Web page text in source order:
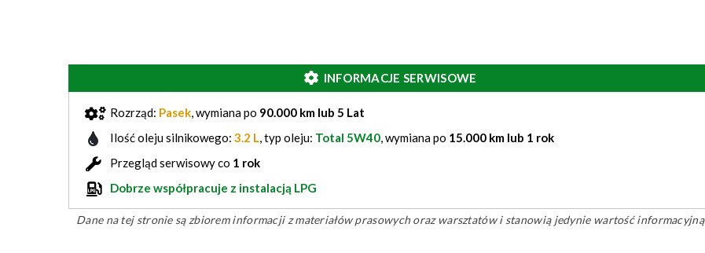
INFORMACJE SERWISOWE
Rozrząd: Pasek, wymiana po 90.000 km lub 5 Lat
Ilość oleju silnikowego: 3.2 L, typ oleju: Total 5W40, wymiana po 15.000 km lub 1 rok
Przegląd serwisowy co 1 rok
Dobrze współpracuje z instalacją LPG
Dane na tej stronie są zbiorem informacji z materiałów prasowych oraz warsztatów i stanowią jedynie wartość informacyjną